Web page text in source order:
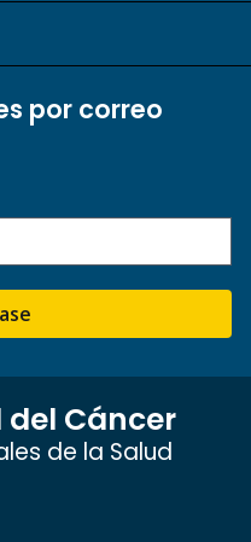
por correo
Cáncer
de la Salud